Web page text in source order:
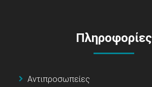
Πληροφορίες
Αντιπροσωπείες